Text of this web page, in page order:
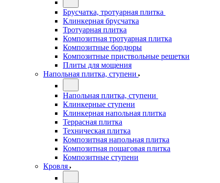
Брусчатка, тротуарная плитка
Клинкерная брусчатка
Тротуарная плитка
Композитная тротуарная плитка
Композитные бордюры
Композитные приствольные решетки
Плиты для мощения
Напольная плитка, ступени
Напольная плитка, ступени
Клинкерные ступени
Клинкерная напольная плитка
Террасная плитка
Техническая плитка
Композитная напольная плитка
Композитная пошаговая плитка
Композитные ступени
Кровля